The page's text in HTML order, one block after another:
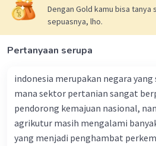
Dengan Gold kamu bisa tanya
sepuasnya, lho.
Pertanyaan serupa
indonesia merupakan negara
mana sektor pertanian sangat
pendorong kemajuan nasional,
agrikutur masih mengalami
yang menjadi penghambat